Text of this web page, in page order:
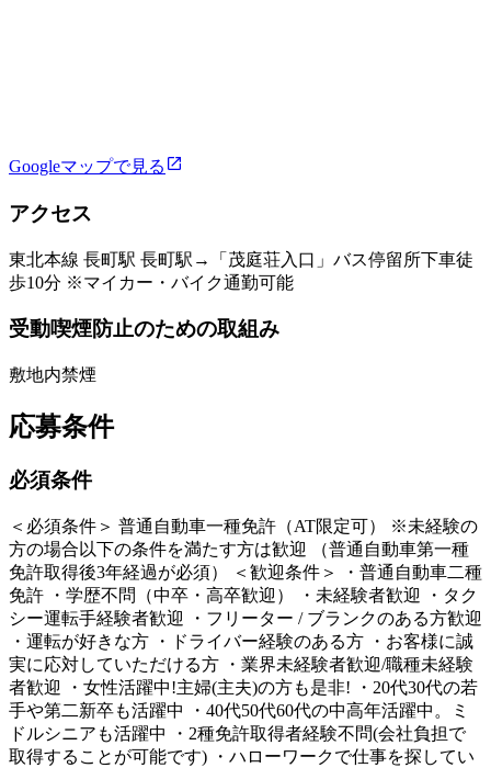
Googleマップで見る
アクセス
東北本線 長町駅 長町駅→「茂庭荘入口」バス停留所下車徒
歩10分 ※マイカー・バイク通勤可能
受動喫煙防止のための取組み
敷地内禁煙
応募条件
必須条件
＜必須条件＞ 普通自動車一種免許（AT限定可） ※未経験の
方の場合以下の条件を満たす方は歓迎 （普通自動車第一種
免許取得後3年経過が必須） ＜歓迎条件＞ ・普通自動車二種
免許 ・学歴不問（中卒・高卒歓迎） ・未経験者歓迎 ・タク
シー運転手経験者歓迎 ・フリーター / ブランクのある方歓迎
・運転が好きな方 ・ドライバー経験のある方 ・お客様に誠
実に応対していただける方 ・業界未経験者歓迎/職種未経験
者歓迎 ・女性活躍中!主婦(主夫)の方も是非! ・20代30代の若
手や第二新卒も活躍中 ・40代50代60代の中高年活躍中。ミ
ドルシニアも活躍中 ・2種免許取得者経験不問(会社負担で
取得することが可能です) ・ハローワークで仕事を探してい